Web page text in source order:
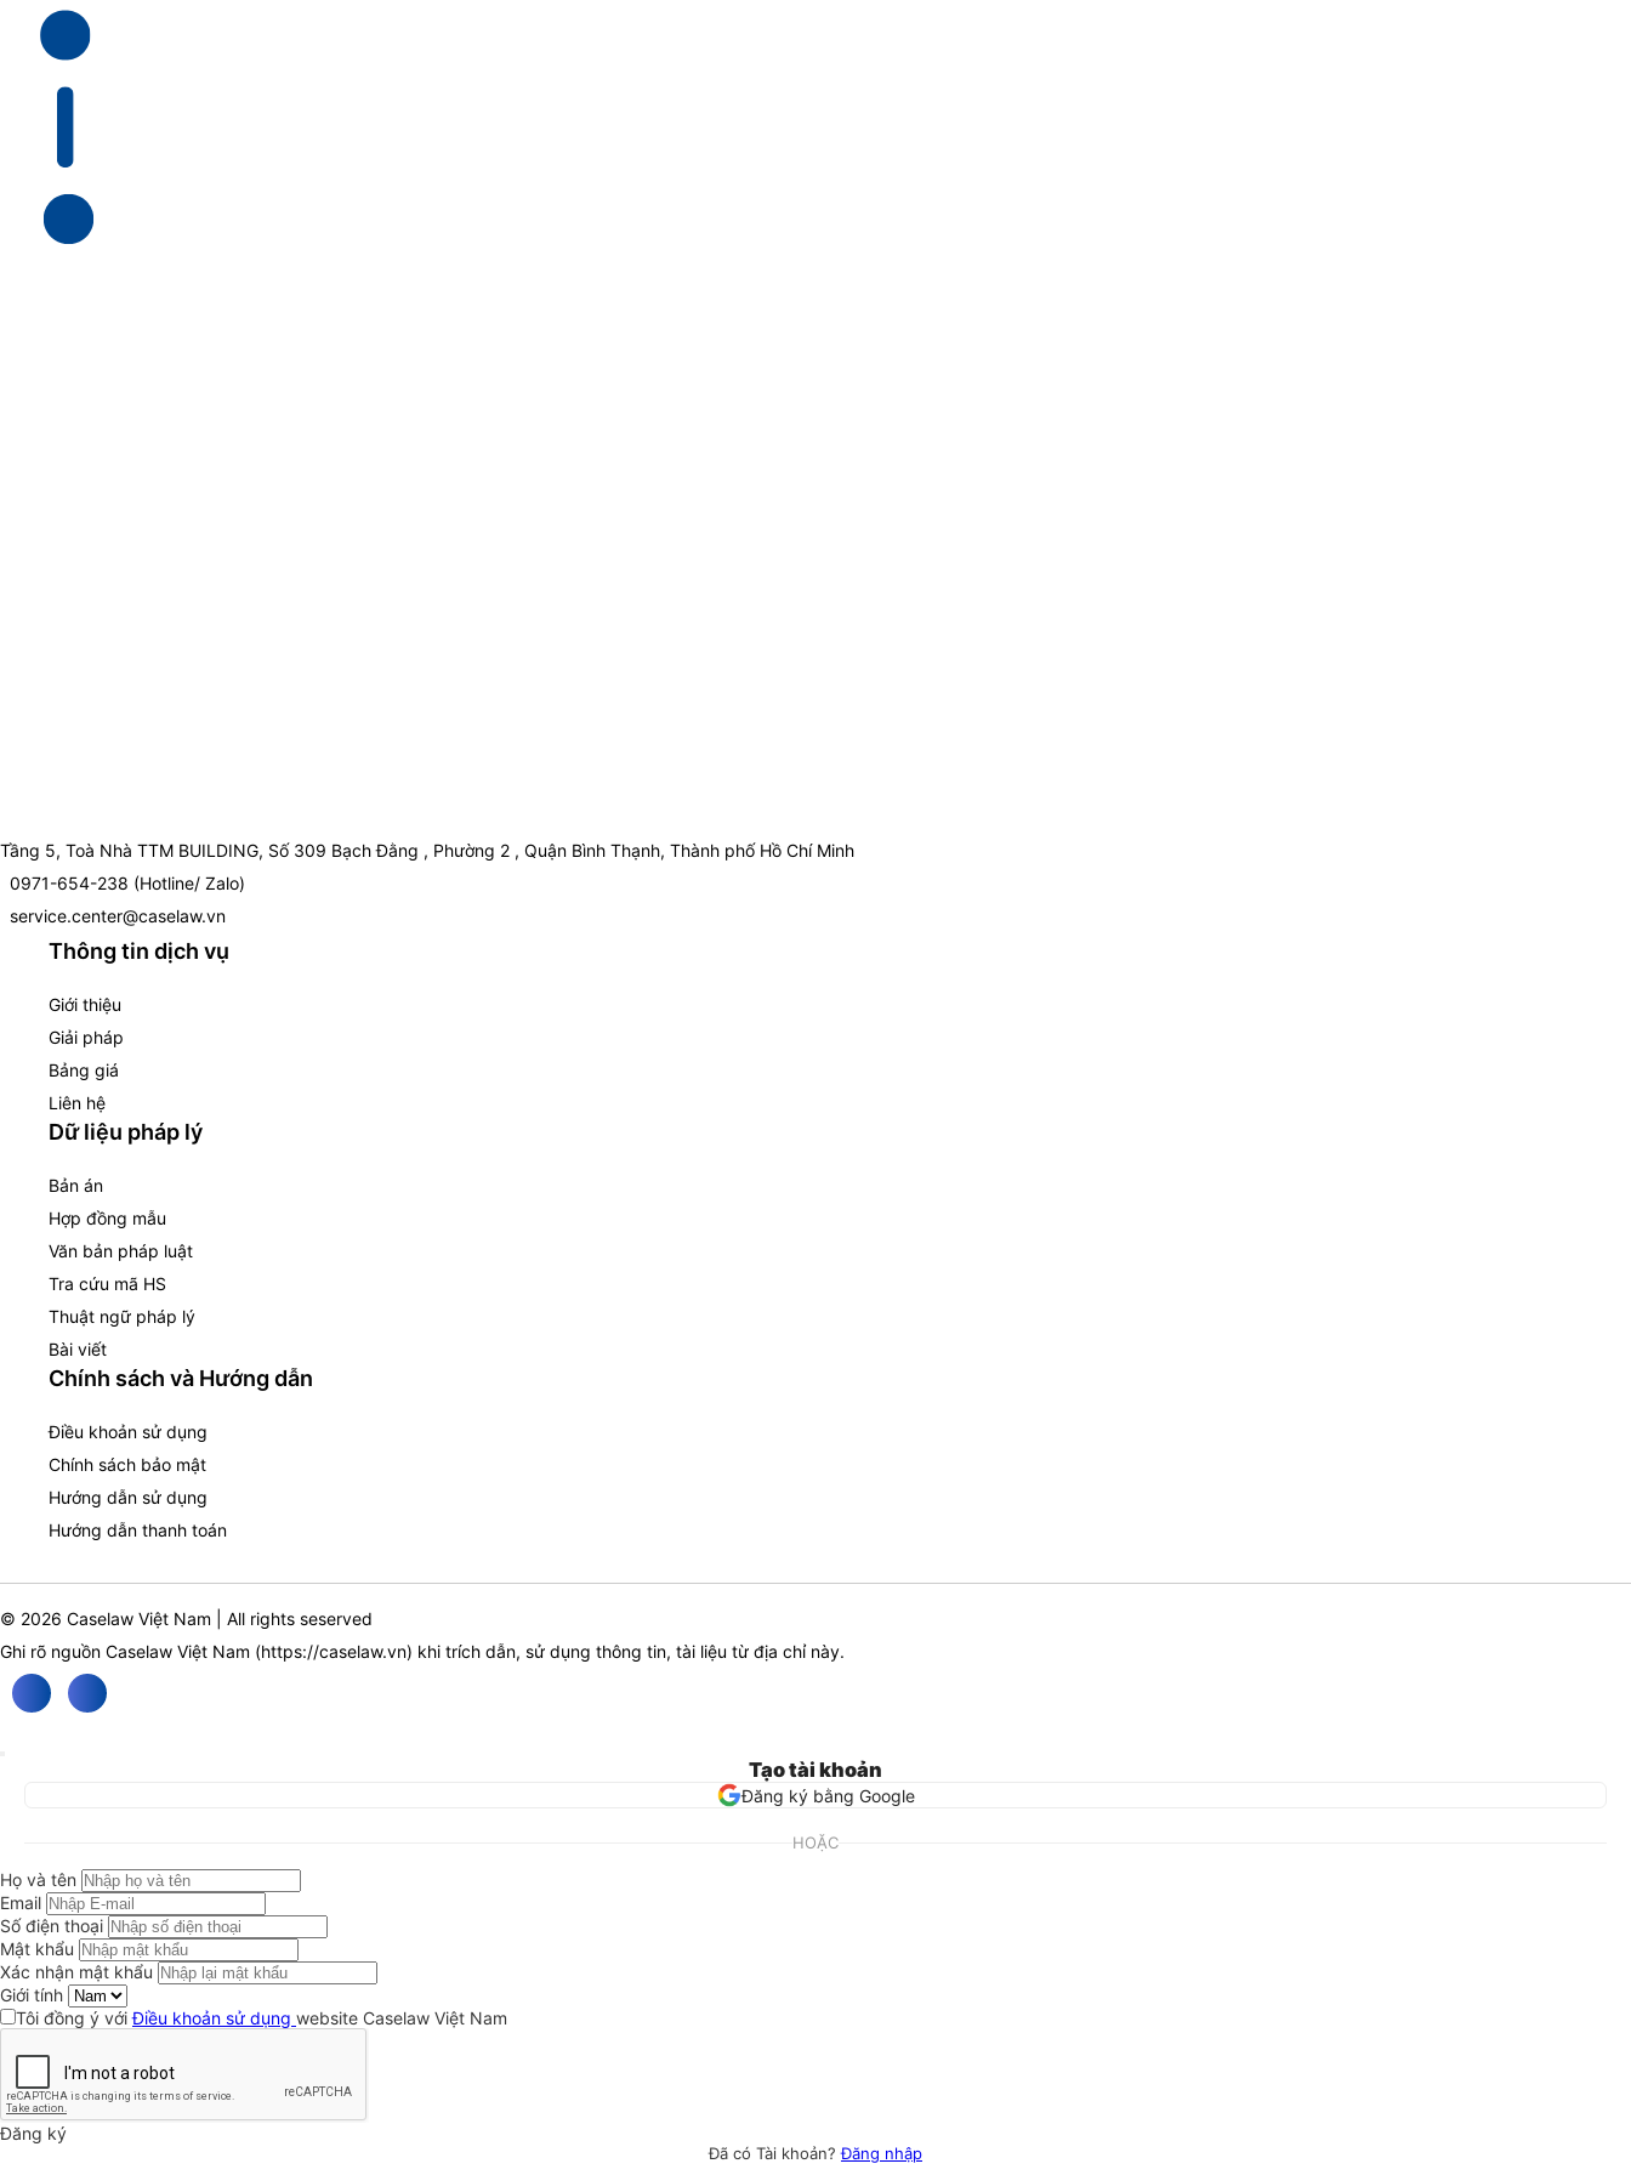
Tầng 5, Toà Nhà TTM BUILDING, Số 309 Bạch Đằng , Phường 2 , Quận Bình Thạnh, Thành phố Hồ Chí Minh
0971-654-238 (Hotline/ Zalo)
service.center@caselaw.vn
Thông tin dịch vụ
Giới thiệu
Giải pháp
Bảng giá
Liên hệ
Dữ liệu pháp lý
Bản án
Hợp đồng mẫu
Văn bản pháp luật
Tra cứu mã HS
Thuật ngữ pháp lý
Bài viết
Chính sách và Hướng dẫn
Điều khoản sử dụng
Chính sách bảo mật
Hướng dẫn sử dụng
Hướng dẫn thanh toán
© 2026 Caselaw Việt Nam | All rights seserved
Ghi rõ nguồn Caselaw Việt Nam (https://caselaw.vn) khi trích dẫn, sử dụng thông tin, tài liệu từ địa chỉ này.
Tạo tài khoản
Đăng ký bằng Google
HOẶC
Họ và tên
Email
Số điện thoại
Mật khẩu
Xác nhận mật khẩu
Giới tính
Tôi đồng ý vớiĐiều khoản sử dụng website Caselaw Việt Nam
Đăng ký
Đã có Tài khoản?Đăng nhập